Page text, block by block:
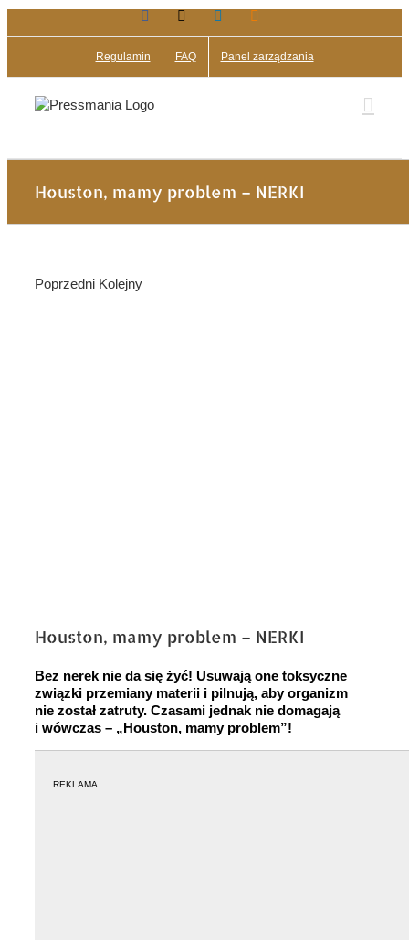
do
Facebook LinkedIn
Regulamin FAQ Panel zarządzania
Houston, mamy problem – NERKI
Poprzedni Kolejny
Houston, mamy problem – NERKI
Bez nerek nie da się żyć! Usuwają one toksyczne
związki przemiany materii i pilnują, aby organizm
nie został zatruty. Czasami jednak nie domagają
i wówczas – „Houston, mamy problem”!
REKLAMA